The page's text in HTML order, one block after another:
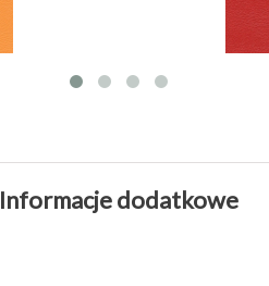
Informacje dodatkowe